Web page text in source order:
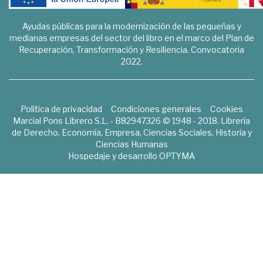
Ayudas públicas para la modernización de las pequeñas y
medianas empresas del sector del libro en el marco del Plan de
Recuperación, Transformación y Resiliencia. Convocatoria
2022.
Política de privacidad Condiciones generales
Cookies
Marcial Pons Librero S.L. - B82947326 © 1948 - 2018. Librería
de Derecho, Economía, Empresa, Ciencias Sociales, Historia y
Ciencias Humanas
Hospedaje y desarrollo OPTYMA